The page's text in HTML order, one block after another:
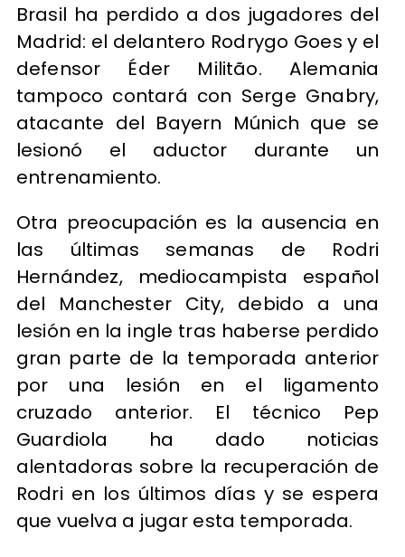
Brasil ha perdido a dos jugadores del
Madrid: el delantero Rodrygo Goes y el
defensor Éder Militão. Alemania
tampoco contará con Serge Gnabry,
atacante del Bayern Múnich que se
lesionó el aductor durante un
entrenamiento.
Otra preocupación es la ausencia en
las últimas semanas de Rodri
Hernández, mediocampista español
del Manchester City, debido a una
lesión en la ingle tras haberse perdido
gran parte de la temporada anterior
por una lesión en el ligamento
cruzado anterior. El técnico Pep
Guardiola ha dado noticias
alentadoras sobre la recuperación de
Rodri en los últimos días y se espera
que vuelva a jugar esta temporada.